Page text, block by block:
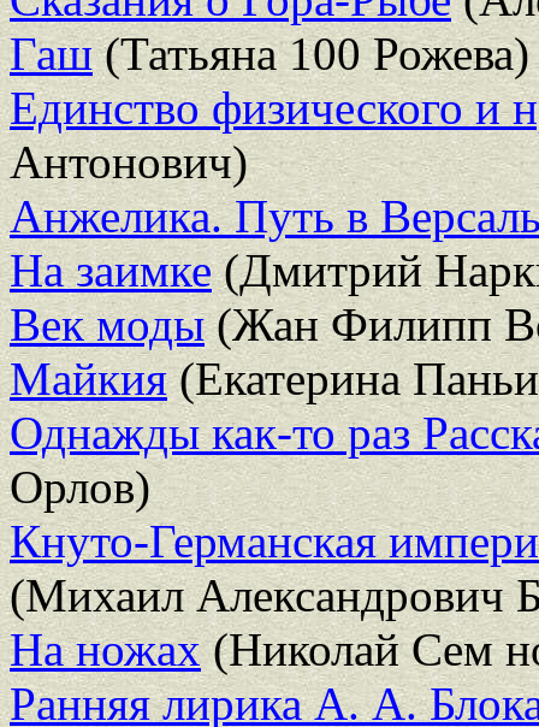
Гаш(Татьяна 100 Рожева)
Единство физического и
Антонович)
Анжелика. Путь в
На заимке(Дмитрий
Век моды(Жан Филипп
Майкия(Екатерина
Однажды как-то раз
Орлов)
Кнуто-Германская
(Михаил Александрович
На ножах(Николай Сем
Ранняя лирика А. А.